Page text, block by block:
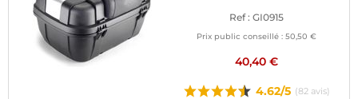
Ref : GI0915
Prix public conseillé : 50,50 €
40,40 €
4.62/5 (82 avis)